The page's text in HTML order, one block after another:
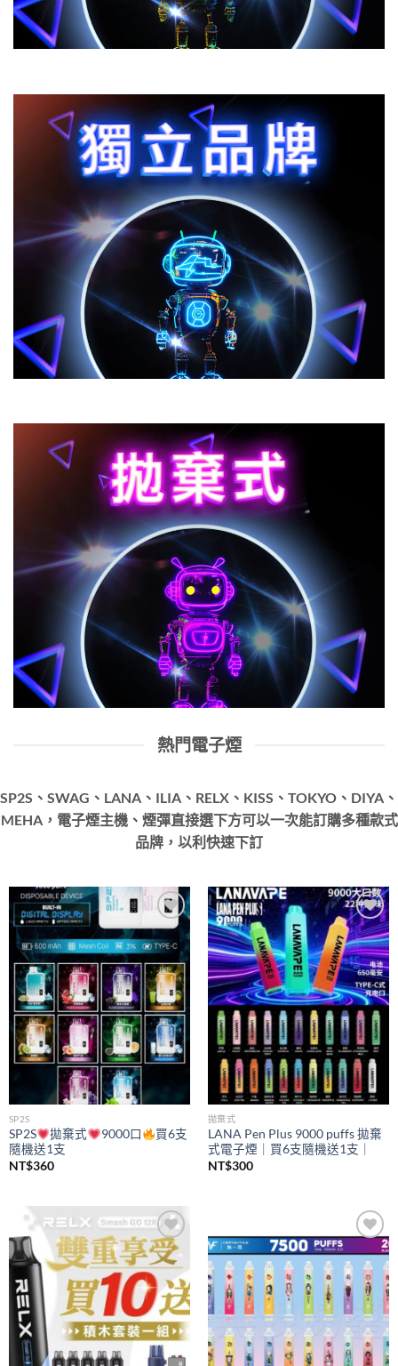
熱門電子煙
SP2S、SWAG、LANA、ILIA、RELX、KISS、TOKYO、DIYA、
MEHA，電子煙主機、煙彈直接選下方可以一次能訂購多種款式
品牌，以利快速下訂
Add to
wishlist
SP2S
SP2S 拋棄式 9000口
買6支
隨機送1支
NT$360
Add to
wishlist
拋棄式
LANA Pen Plus 9000 puffs 拋棄
式電子煙｜買6支隨機送1支｜
NT$300
Add to
wishlist
Add to
wishlist